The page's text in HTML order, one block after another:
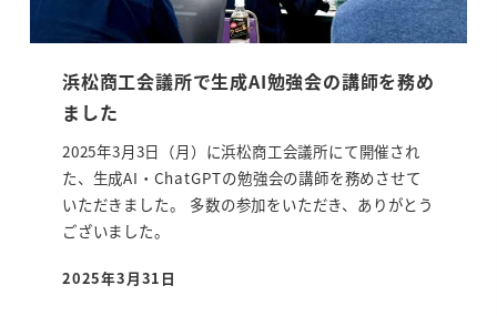
浜松商工会議所で生成AI勉強会の講師を務め
ました
2025年3月3日（月）に浜松商工会議所にて開催され
た、生成AI・ChatGPTの勉強会の講師を務めさせて
いただきました。 多数の参加をいただき、ありがとう
ございました。
投稿日
2025年3月31日